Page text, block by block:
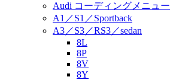
Audi コーディングメニュー
A1／S1／Sportback
A3／S3／RS3／sedan
8L
8P
8V
8Y